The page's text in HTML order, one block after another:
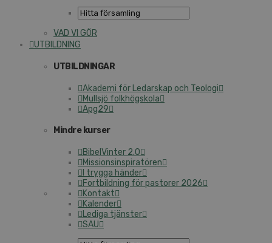
VAD VI GÖR
UTBILDNING
UTBILDNINGAR
Akademi för Ledarskap och Teologi
Mullsjö folkhögskola
Apg29
Mindre kurser
BibelVinter 2.0
Missionsinspiratören
I trygga händer
Fortbildning för pastorer 2026
Kontakt
Kalender
Lediga tjänster
SAU